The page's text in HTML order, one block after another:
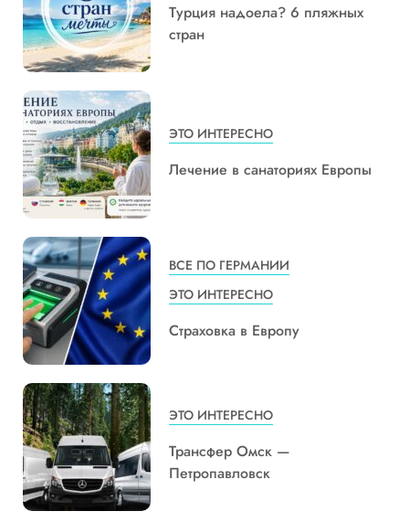
Турция надоела? 6 пляжных
стран
ЭТО ИНТЕРЕСНО
Лечение в санаториях Европы
ВСЕ ПО ГЕРМАНИИ
ЭТО ИНТЕРЕСНО
Страховка в Европу
ЭТО ИНТЕРЕСНО
Трансфер Омск —
Петропавловск